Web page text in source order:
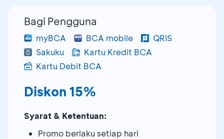
Bagi Pengguna
myBCA BCA mobile
QRIS
Sakuku
Kartu Kredit BCA
Kartu Debit BCA
Diskon 15%
Syarat & Ketentuan:
Promo berlaku setiap hari